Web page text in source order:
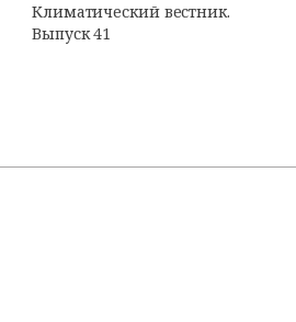
Климатический вестник.
Выпуск 41